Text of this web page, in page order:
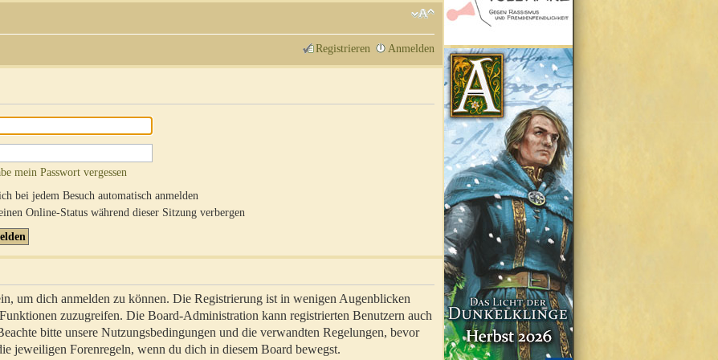
Registrieren Anmelden
mein Passwort vergessen
bei jedem Besuch automatisch anmelden
Online-Status während dieser Sitzung verbergen
um dich anmelden zu können. Die Registrierung ist in wenigen Augenblicken
zuzugreifen. Die Board-Administration kann registrierten Benutzern auch
bitte unsere Nutzungsbedingungen und die verwandten Regelungen, bevor
jeweiligen Forenregeln, wenn du dich in diesem Board bewegst.